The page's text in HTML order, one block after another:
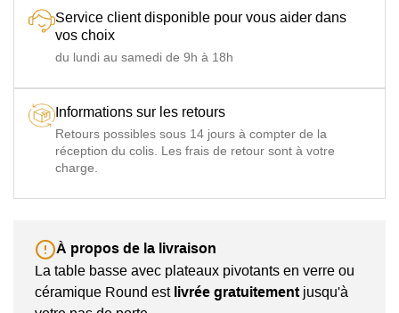
Service client disponible pour vous aider dans
vos choix
du lundi au samedi de 9h à 18h
Informations sur les retours
Retours possibles sous 14 jours à compter de la
réception du colis. Les frais de retour sont à votre
charge.
À propos de la livraison
La table basse avec plateaux pivotants en verre ou
céramique Round est livrée gratuitementjusqu'à